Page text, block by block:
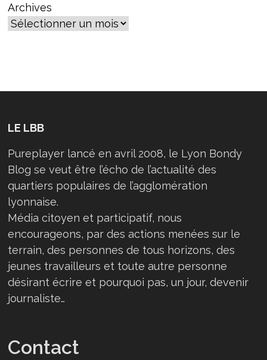
PERSONNE
ENTREPRENDRE
SEUL
»
Archives
LE LBB
Pureplayer lancé en avril 2008, le Lyon Bondy
Blog se veut être l’écho de l’actualité des
quartiers populaires de l’agglomération
lyonnaise.
Média citoyen et participatif, nous
encourageons, par des actions menées sur le
terrain, des personnes de tous horizons, des
jeunes travailleurs et toute autre personne
désirant écrire et pourquoi pas, un jour, devenir
journaliste…
Contact